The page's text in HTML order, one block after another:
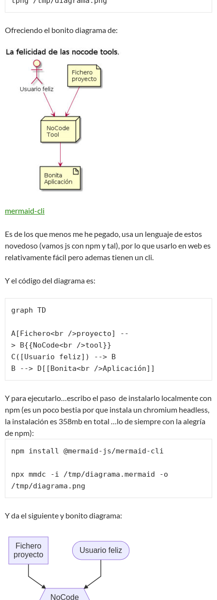
Ofreciendo el bonito diagrama de:
mermaid-cli
Es de los que menos me he pegado, usa un lenguaje de estos
novedoso (vamos js con npm y tal), por lo que usarlo en web es
relativamente fácil pero ademas tienen un cli.
Y el código del diagrama es:
graph TD
A[Fichero<br />proyecto] --
> B{{NoCode<br />tool}}
C([Usuario feliz]) --> B
B --> D[[Bonita<br />Aplicación]]
Y para ejecutarlo…escribo el paso de instalarlo localmente con
npm (es un poco bestia por que instala un chromium headless,
la instalación es 358mb en total …lo de siempre con la alegría
de npm):
npm install @mermaid-js/mermaid-cli
npx mmdc -i /tmp/diagrama.mermaid -o
/tmp/diagrama.png
Y da el siguiente y bonito diagrama: